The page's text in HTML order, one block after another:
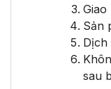
Giao
Sản
Dịch
sau